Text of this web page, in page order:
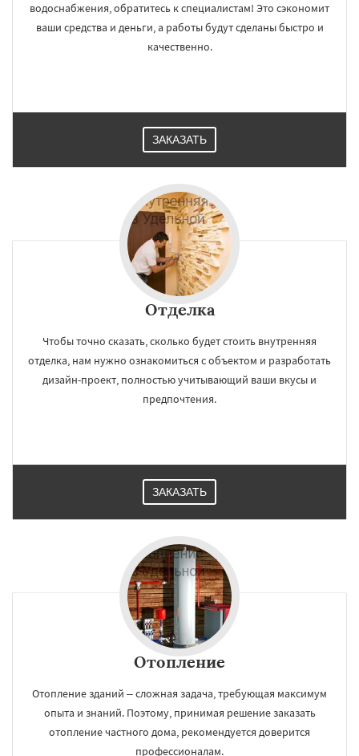
водоснабжения, обратитесь к специалистам! Это сэкономит
ваши средства и деньги, а работы будут сделаны быстро и
качественно.
ЗАКАЗАТЬ
Отделка
Чтобы точно сказать, сколько будет стоить внутренняя
отделка, нам нужно ознакомиться с объектом и разработать
дизайн-проект, полностью учитывающий ваши вкусы и
предпочтения.
ЗАКАЗАТЬ
Отопление
Отопление зданий – сложная задача, требующая максимум
опыта и знаний. Поэтому, принимая решение заказать
отопление частного дома, рекомендуется доверится
профессионалам.